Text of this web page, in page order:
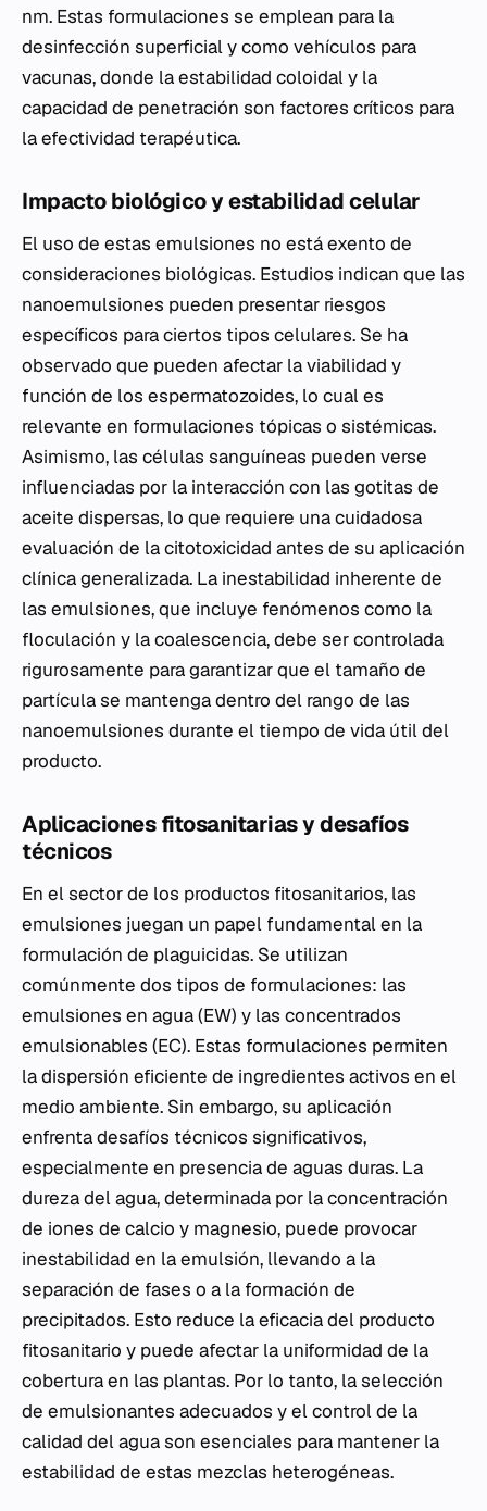
nm. Estas formulaciones se emplean para la
desinfección superficial y como vehículos para
vacunas, donde la estabilidad coloidal y la
capacidad de penetración son factores críticos para
la efectividad terapéutica.
Impacto biológico y estabilidad celular
El uso de estas emulsiones no está exento de
consideraciones biológicas. Estudios indican que las
nanoemulsiones pueden presentar riesgos
específicos para ciertos tipos celulares. Se ha
observado que pueden afectar la viabilidad y
función de los espermatozoides, lo cual es
relevante en formulaciones tópicas o sistémicas.
Asimismo, las células sanguíneas pueden verse
influenciadas por la interacción con las gotitas de
aceite dispersas, lo que requiere una cuidadosa
evaluación de la citotoxicidad antes de su aplicación
clínica generalizada. La inestabilidad inherente de
las emulsiones, que incluye fenómenos como la
floculación y la coalescencia, debe ser controlada
rigurosamente para garantizar que el tamaño de
partícula se mantenga dentro del rango de las
nanoemulsiones durante el tiempo de vida útil del
producto.
Aplicaciones fitosanitarias y desafíos
técnicos
En el sector de los productos fitosanitarios, las
emulsiones juegan un papel fundamental en la
formulación de plaguicidas. Se utilizan
comúnmente dos tipos de formulaciones: las
emulsiones en agua (EW) y las concentrados
emulsionables (EC). Estas formulaciones permiten
la dispersión eficiente de ingredientes activos en el
medio ambiente. Sin embargo, su aplicación
enfrenta desafíos técnicos significativos,
especialmente en presencia de aguas duras. La
dureza del agua, determinada por la concentración
de iones de calcio y magnesio, puede provocar
inestabilidad en la emulsión, llevando a la
separación de fases o a la formación de
precipitados. Esto reduce la eficacia del producto
fitosanitario y puede afectar la uniformidad de la
cobertura en las plantas. Por lo tanto, la selección
de emulsionantes adecuados y el control de la
calidad del agua son esenciales para mantener la
estabilidad de estas mezclas heterogéneas.